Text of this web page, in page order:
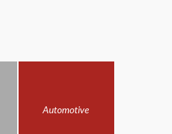
Automotive